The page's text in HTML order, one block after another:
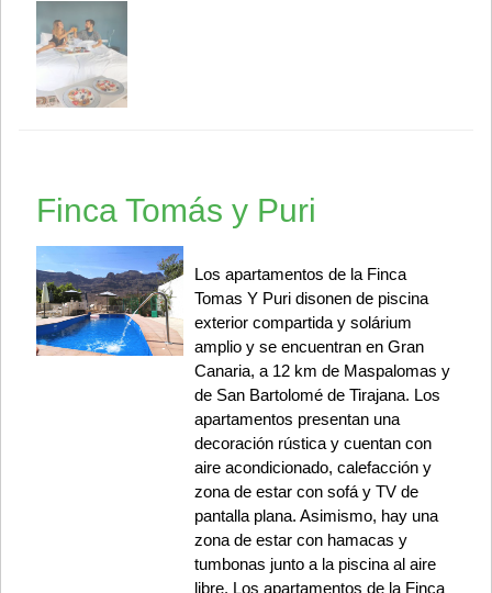
Finca Tomás y Puri
Los apartamentos de la Finca
Tomas Y Puri disonen de piscina
exterior compartida y solárium
amplio y se encuentran en Gran
Canaria, a 12 km de Maspalomas y
de San Bartolomé de Tirajana. Los
apartamentos presentan una
decoración rústica y cuentan con
aire acondicionado, calefacción y
zona de estar con sofá y TV de
pantalla plana. Asimismo, hay una
zona de estar con hamacas y
tumbonas junto a la piscina al aire
libre. Los apartamentos de la Finca